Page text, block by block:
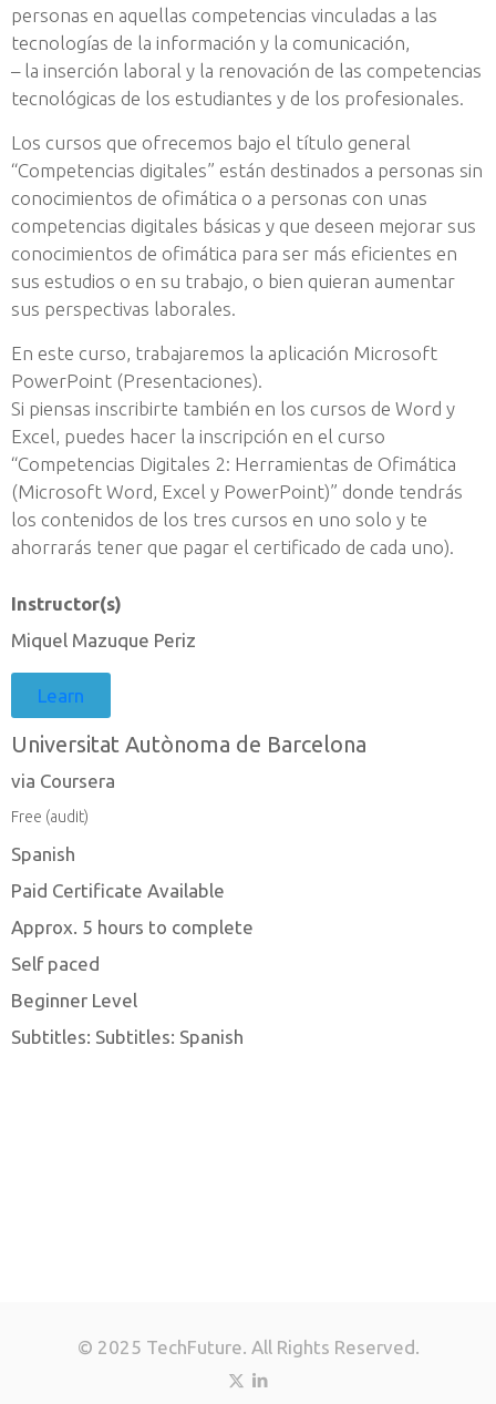
personas en aquellas competencias vinculadas a las
tecnologías de la información y la comunicación,
– la inserción laboral y la renovación de las competencias
tecnológicas de los estudiantes y de los profesionales.
Los cursos que ofrecemos bajo el título general
“Competencias digitales” están destinados a personas sin
conocimientos de ofimática o a personas con unas
competencias digitales básicas y que deseen mejorar sus
conocimientos de ofimática para ser más eficientes en
sus estudios o en su trabajo, o bien quieran aumentar
sus perspectivas laborales.
En este curso, trabajaremos la aplicación Microsoft
PowerPoint (Presentaciones).
Si piensas inscribirte también en los cursos de Word y
Excel, puedes hacer la inscripción en el curso
“Competencias Digitales 2: Herramientas de Ofimática
(Microsoft Word, Excel y PowerPoint)” donde tendrás
los contenidos de los tres cursos en uno solo y te
ahorrarás tener que pagar el certificado de cada uno).
Instructor(s)
Miquel Mazuque Periz
Learn
Universitat Autònoma de Barcelona
via Coursera
Free (audit)
Spanish
Paid Certificate Available
Approx. 5 hours to complete
Self paced
Beginner Level
Subtitles: Subtitles: Spanish
© 2025 TechFuture. All Rights Reserved.